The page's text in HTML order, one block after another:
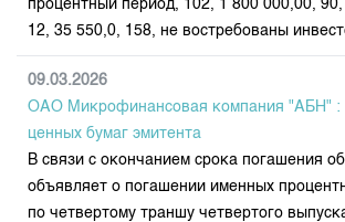
процентный период, 102, 1 800 000,00,
12, 35 550,0, 158, не востребованы
09.03.2026
ОАО Микрофинансовая компания "АБН" :
ценных бумаг эмитента
В связи с окончанием срока погашения
объявляет о погашении именных
по четвертому траншу четвертого